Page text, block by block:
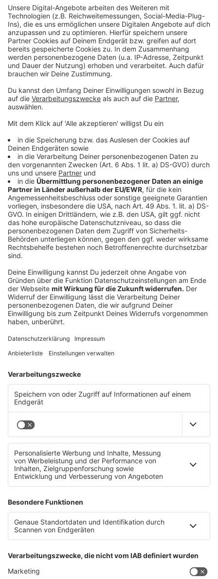
Grüne kritisieren Windkraft-Bremse, Sandl wieder in
Prüfung